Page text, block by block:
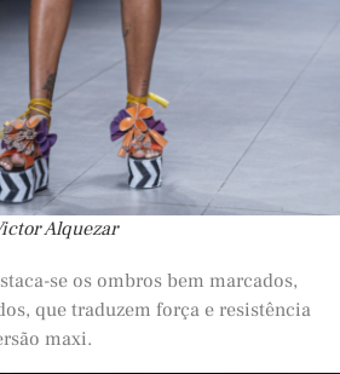
Alquezar
se os ombros bem marcados,
que traduzem força e resistência
maxi.